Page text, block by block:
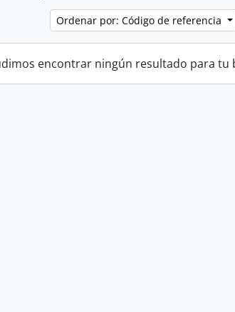
Ordenar por: Código de referencia
encontrar ningún resultado para tu